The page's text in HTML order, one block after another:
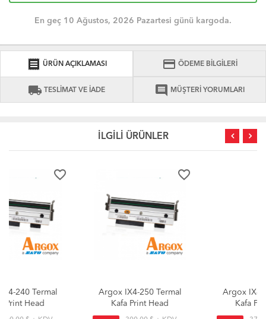
En geç 10 Ağustos, 2026 Pazartesi günü kargoda.
receipt ÜRÜN AÇIKLAMASI credit_card ÖDEME BİLGİLERİ
local_shipping TESLİMAT VE İADE comment MÜŞTERİ YORUMLARI
İLGİLİ ÜRÜNLER
Argox IX4-250 Termal
Kafa Print Head
Argox IX4-350 Termal
Kafa Print Head